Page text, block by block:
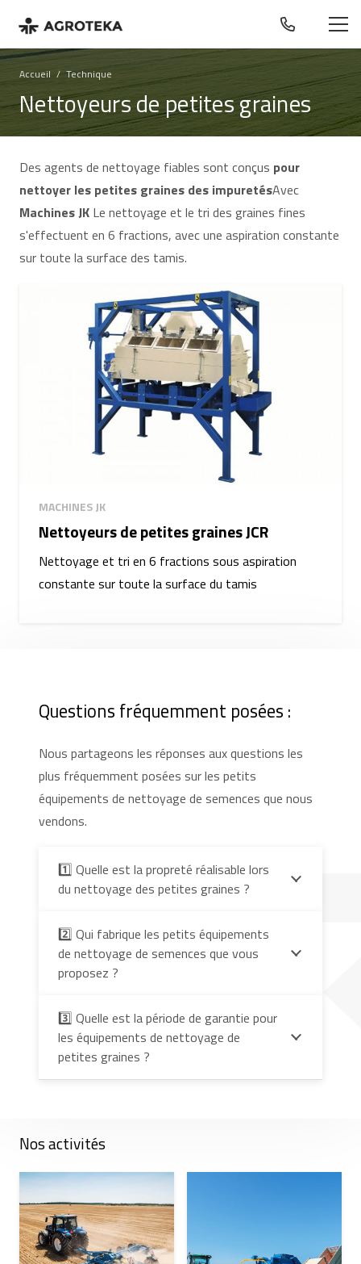
Accueil / Technique
Nettoyeurs de petites graines
Des agents de nettoyage fiables sont conçus pour
nettoyer les petites graines des impuretésAvec
Machines JK Le nettoyage et le tri des graines fines
s'effectuent en 6 fractions, avec une aspiration constante
sur toute la surface des tamis.
MACHINES JK
Nettoyeurs de petites graines JCR
Nettoyage et tri en 6 fractions sous aspiration
constante sur toute la surface du tamis
Questions fréquemment posées :
Nous partageons les réponses aux questions les
plus fréquemment posées sur les petits
équipements de nettoyage de semences que nous
vendons.
1️⃣ Quelle est la propreté réalisable lors
du nettoyage des petites graines ?
2️⃣ Qui fabrique les petits équipements
de nettoyage de semences que vous
proposez ?
3️⃣ Quelle est la période de garantie pour
les équipements de nettoyage de
petites graines ?
Nos activités